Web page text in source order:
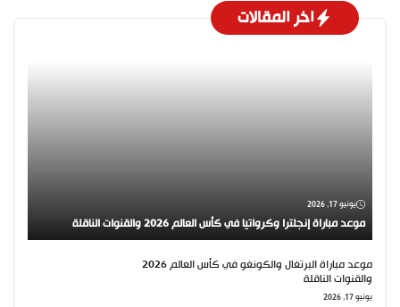
اخر المقالات
يونيو 17, 2026
موعد مباراة إنجلترا وكرواتيا في كأس العالم 2026 والقنوات الناقلة
موعد مباراة البرتغال والكونغو في كأس العالم 2026
والقنوات الناقلة
يونيو 17, 2026